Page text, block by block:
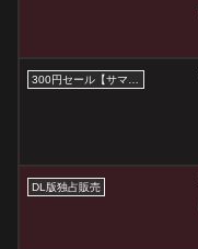
DL版独占販売